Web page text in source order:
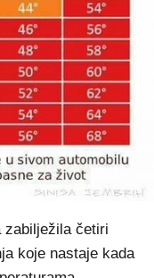
zabilježila četiri
koje nastaje kada